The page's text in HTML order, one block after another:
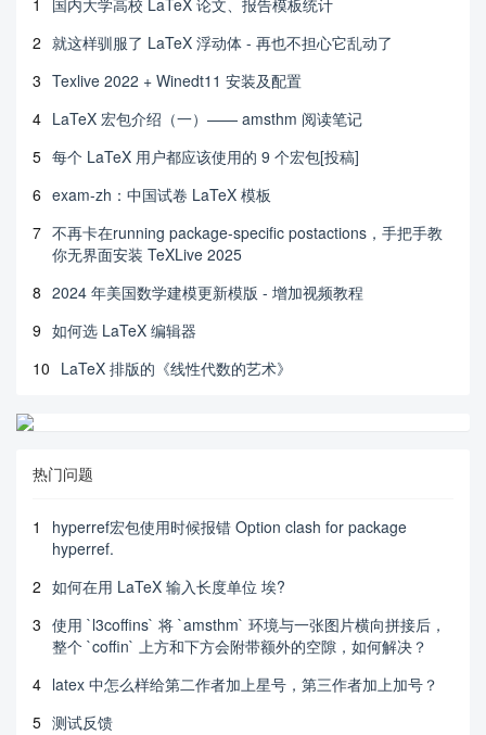
1
国内大学高校 LaTeX 论文、报告模板统计
2 就这样驯服了 LaTeX 浮动体 - 再也不担心它乱动了
3 Texlive 2022 + Winedt11 安装及配置
4 LaTeX 宏包介绍（一）—— amsthm 阅读笔记
5 每个 LaTeX 用户都应该使用的 9 个宏包[投稿]
6 exam-zh：中国试卷 LaTeX 模板
7 不再卡在running package-specific postactions，手把手教
你无界面安装 TeXLive 2025
8 2024 年美国数学建模更新模版 - 增加视频教程
9 如何选 LaTeX 编辑器
10 LaTeX 排版的《线性代数的艺术》
热门问题
1
hyperref宏包使用时候报错 Option clash for package
hyperref.
2 如何在用 LaTeX 输入长度单位 埃?
3 使用 `l3coffins` 将 `amsthm` 环境与一张图片横向拼接后，
整个 `coffin` 上方和下方会附带额外的空隙，如何解决？
4 latex 中怎么样给第二作者加上星号，第三作者加上加号？
5 测试反馈